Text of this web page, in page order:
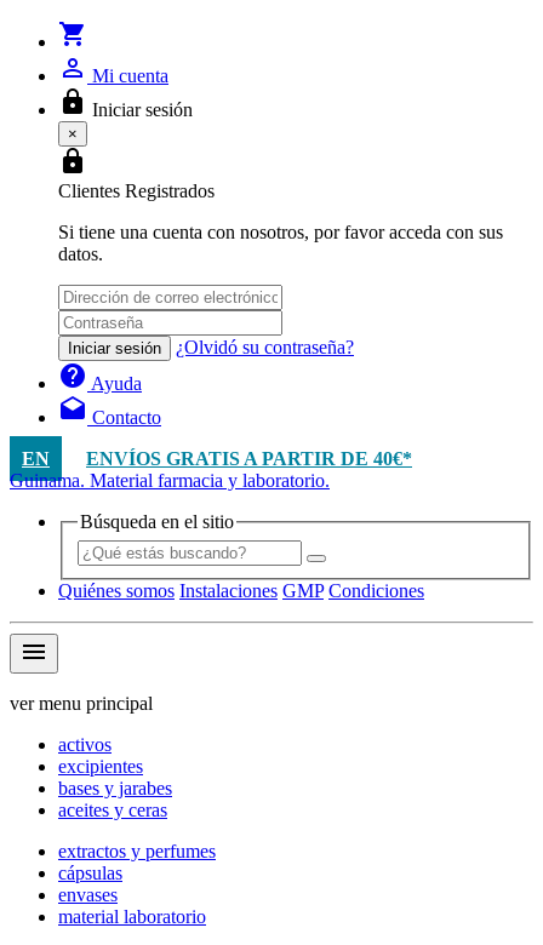
shopping_cart
person_outline Mi cuenta
lock Iniciar sesión
×
lock
Clientes Registrados
Si tiene una cuenta con nosotros, por favor acceda con sus
datos.
Iniciar sesión ¿Olvidó su contraseña?
help Ayuda
drafts Contacto
EN
ENVÍOS GRATIS A PARTIR DE 40€*
Guinama. Material farmacia y laboratorio.
Búsqueda en el sitio
Quiénes somos Instalaciones GMP Condiciones
menu
ver menu principal
activos
excipientes
bases y jarabes
aceites y ceras
extractos y perfumes
cápsulas
envases
material laboratorio